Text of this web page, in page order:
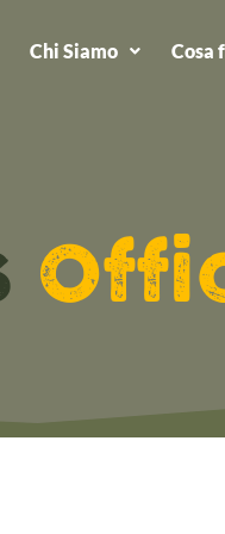
Chi Siamo Cosa